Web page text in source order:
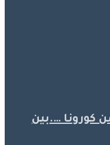
كورونا ….بين